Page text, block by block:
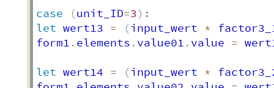
case (unit_ID=3) :
let wert13 = (input_wert *
form1 . elements . value01 . value =
let wert14 = (input_wert *